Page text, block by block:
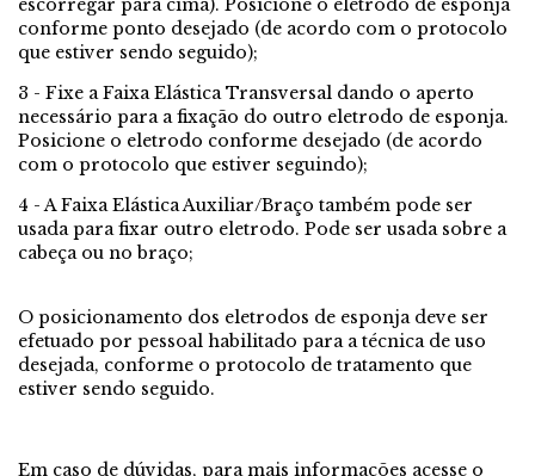
escorregar para cima). Posicione o eletrodo de esponja
conforme ponto desejado (de acordo com o protocolo
que estiver sendo seguido);
3 - Fixe a Faixa Elástica Transversal dando o aperto
necessário para a fixação do outro eletrodo de esponja.
Posicione o eletrodo conforme desejado (de acordo
com o protocolo que estiver seguindo);
4 - A Faixa Elástica Auxiliar/Braço também pode ser
usada para fixar outro eletrodo. Pode ser usada sobre a
cabeça ou no braço;
O posicionamento dos eletrodos de esponja deve ser
efetuado por pessoal habilitado para a técnica de uso
desejada, conforme o protocolo de tratamento que
estiver sendo seguido.
Em caso de dúvidas, para mais informações acesse o